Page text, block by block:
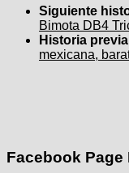
Siguiente
Bimota DB4
Historia previa
mexicana,
Facebook Page